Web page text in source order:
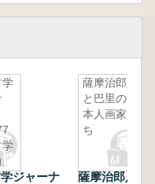
学
学
ジャーナ
薩摩治郎八
と巴里の日
本人画家た
ち
薩摩治郎八と